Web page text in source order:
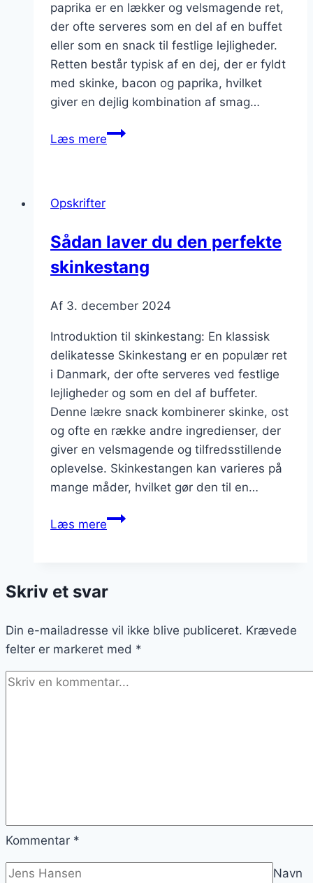
paprika er en lækker og velsmagende ret,
der ofte serveres som en del af en buffet
eller som en snack til festlige lejligheder.
Retten består typisk af en dej, der er fyldt
med skinke, bacon og paprika, hvilket
giver en dejlig kombination af smag…
Læs mereSkinkestang
Opskrifter
Sådan laver du den perfekte
skinkestang
Af 3. december 2024
Introduktion til skinkestang: En klassisk
delikatesse Skinkestang er en populær ret
i Danmark, der ofte serveres ved festlige
lejligheder og som en del af buffeter.
Denne lækre snack kombinerer skinke, ost
og ofte en række andre ingredienser, der
giver en velsmagende og tilfredsstillende
oplevelse. Skinkestangen kan varieres på
mange måder, hvilket gør den til en…
Læs mereSådan
perfekte
Skriv et svar
Din e-mailadresse vil ikke blive publiceret. Krævede
felter er markeret med *
Kommentar *
Navn